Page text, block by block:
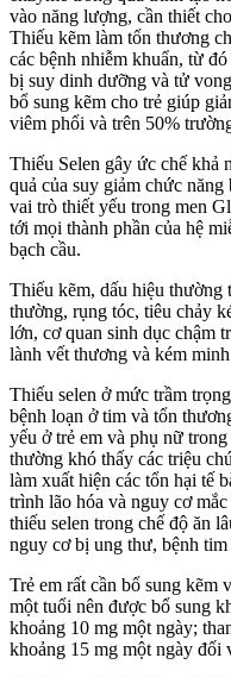
vào năng lượng, cần thiết
Thiếu kẽm làm tổn thương
các bệnh nhiễm khuẩn, từ
bị suy dinh dưỡng và tử
bổ sung kẽm cho trẻ giúp
viêm phổi và trên 50%
Thiếu Selen gây ức chế khả
quả của suy giảm chức
vai trò thiết yếu trong men
tới mọi thành phần của hệ
bạch cầu.
Thiếu kẽm, dấu hiệu thường
thường, rụng tóc, tiêu chảy
lớn, cơ quan sinh dục chậm
lành vết thương và kém
Thiếu selen ở mức trầm
bệnh loạn ở tim và tổn
yếu ở trẻ em và phụ nữ
thường khó thấy các triệu
làm xuất hiện các tổn hại tế
trình lão hóa và nguy cơ
thiếu selen trong chế độ ăn
nguy cơ bị ung thư, bệnh
Trẻ em rất cần bổ sung kẽm
một tuổi nên được bổ sung
khoảng 10 mg một ngày;
khoảng 15 mg một ngày đối